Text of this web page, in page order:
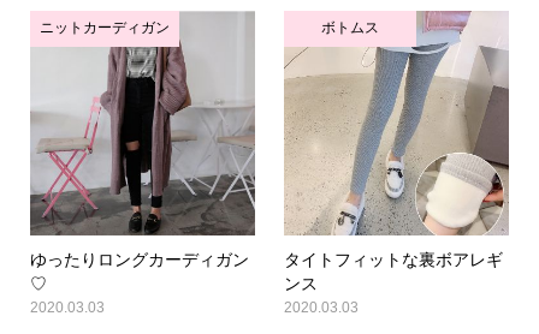
ニットカーディガン
ゆったりロングカーディガン
♡
2020.03.03
ボトムス
タイトフィットな裏ボアレギ
ンス
2020.03.03